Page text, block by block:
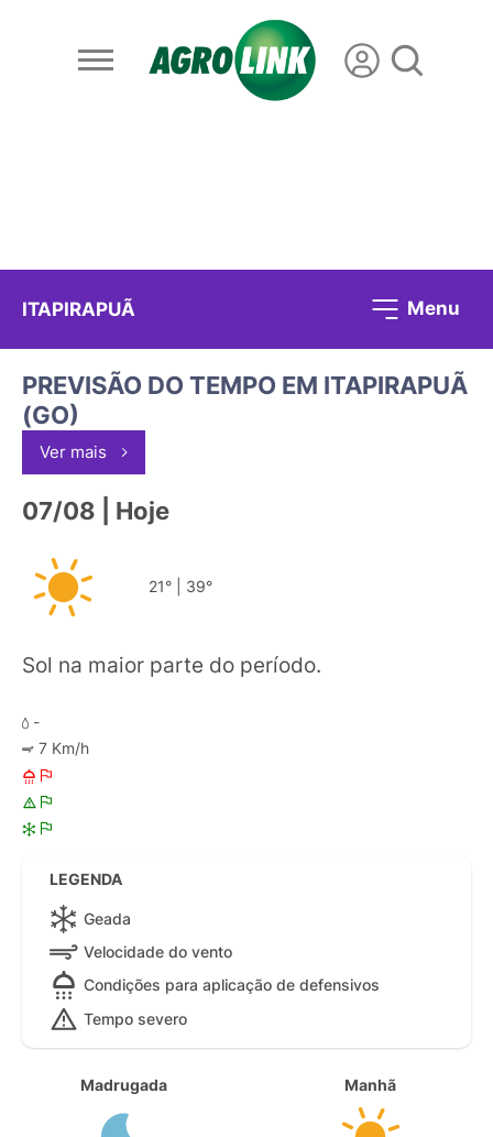
ITAPIRAPUÃ Menu
PREVISÃO DO TEMPO EM ITAPIRAPUÃ
(GO)
Ver mais
07/08 | Hoje
21° 39°
Sol na maior parte do período.
-
7 Km/h
LEGENDA
Geada
Velocidade do vento
Condições para aplicação de defensivos
Tempo severo
Madrugada Manhã